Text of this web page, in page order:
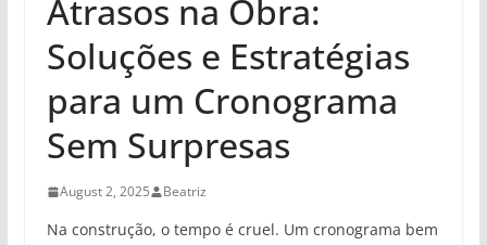
Atrasos na Obra:
Soluções e Estratégias
para um Cronograma
Sem Surpresas
August 2, 2025 Beatriz
Na construção, o tempo é cruel. Um cronograma bem